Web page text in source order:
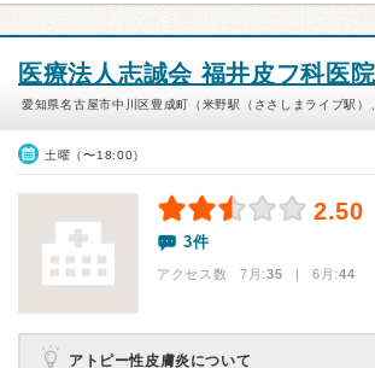
医療法人志誠会 福井皮フ科医院
愛知県名古屋市中川区豊成町（米野駅（ささしまライブ駅）
土曜（〜18:00）
2.50
3件
アクセス数 7月:35 | 6月:44
アトピー性皮膚炎について